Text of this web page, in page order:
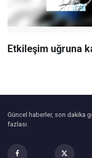
Etkileşim uğruna
Güncel haberler, son dakika
fazlası.